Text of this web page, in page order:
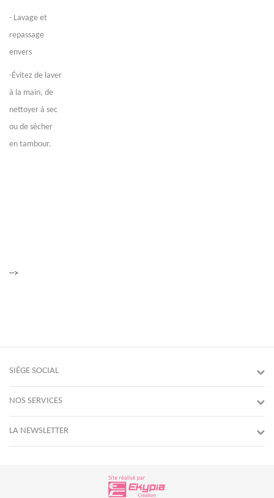
- Lavage et
repassage
envers
-Évitez de laver
à la main, de
nettoyer à sec
ou de sécher
en tambour.
-->
SIÈGE SOCIAL
NOS SERVICES
LA NEWSLETTER